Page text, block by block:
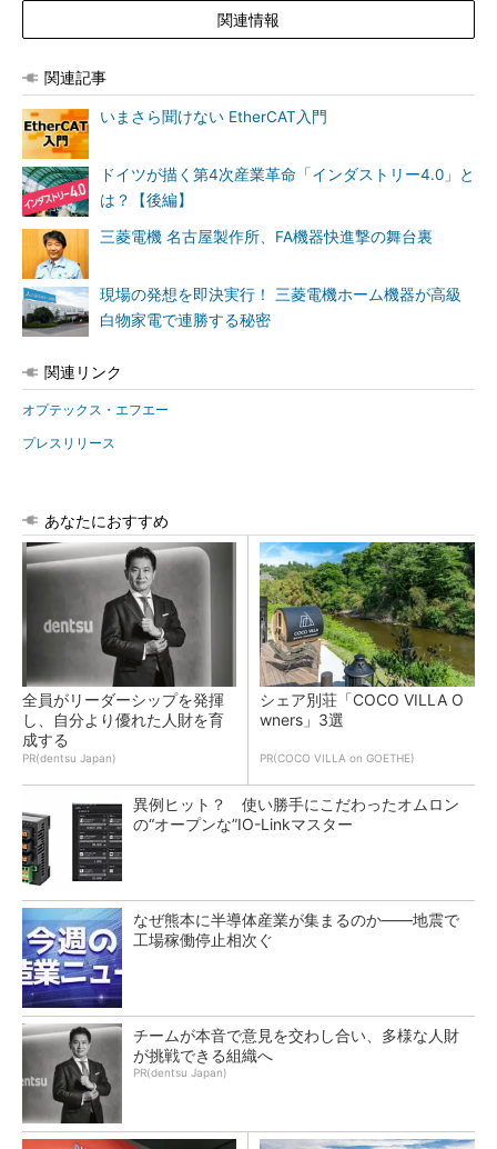
関連情報
関連記事
いまさら聞けない EtherCAT入門
ドイツが描く第4次産業革命「インダストリー4.0」と
は？【後編】
三菱電機 名古屋製作所、FA機器快進撃の舞台裏
現場の発想を即決実行！ 三菱電機ホーム機器が高級
白物家電で連勝する秘密
関連リンク
オプテックス・エフエー
プレスリリース
あなたにおすすめ
全員がリーダーシップを発揮
し、自分より優れた人財を育
成する
PR(dentsu Japan)
シェア別荘「COCO VILLA O
wners」3選
PR(COCO VILLA on GOETHE)
異例ヒット？ 使い勝手にこだわったオムロン
の“オープンな”IO-Linkマスター
なぜ熊本に半導体産業が集まるのか――地震で
工場稼働停止相次ぐ
チームが本音で意見を交わし合い、多様な人財
が挑戦できる組織へ
PR(dentsu Japan)